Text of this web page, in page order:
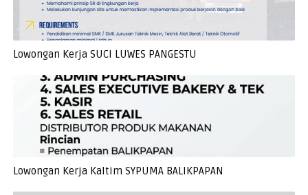
Lowongan Kerja SUCI LUWES PANGESTU
Lowongan Kerja Kaltim SYPUMA BALIKPAPAN